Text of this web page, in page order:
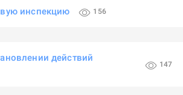
инспекцию 156
действий
147